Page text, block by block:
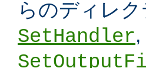
らのディレ
SetHandler,